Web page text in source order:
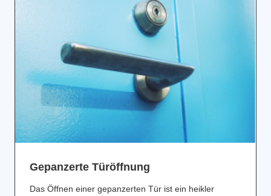
Gepanzerte Türöffnung
Das Öffnen einer gepanzerten Tür ist ein heikler